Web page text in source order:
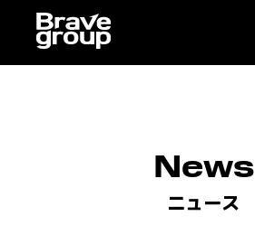
News
ニュース